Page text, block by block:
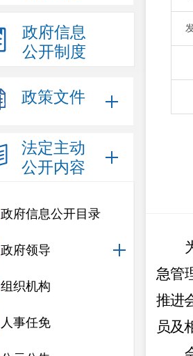
政府信息
公开制度
政策文件
法定主动
公开内容
政府信息公开目录
政府领导
组织机构
人事任免
急管
推进
员及